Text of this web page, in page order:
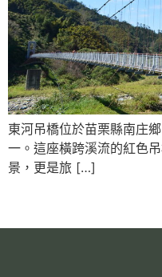
東河吊橋位於苗栗縣南庄
一。這座橫跨溪流的紅色
景，更是旅 […]